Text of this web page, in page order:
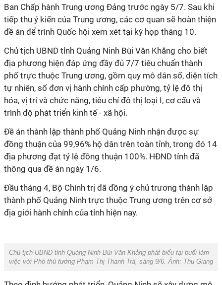
Ban Chấp hành Trung ương Đảng trước ngày 5/7. Sau khi
tiếp thu ý kiến của Trung ương, các cơ quan sẽ hoàn thiện
đề án để trình Quốc hội xem xét tại kỳ họp tháng 10.
Chủ tịch UBND tỉnh Quảng Ninh Bùi Văn Khắng cho biết
địa phương hiện đáp ứng đầy đủ 7/7 tiêu chuẩn thành
phố trực thuộc Trung ương, gồm quy mô dân số, diện tích
tự nhiên, số đơn vị hành chính cấp phường, tỷ lệ đô thị
hóa, vị trí và chức năng, tiêu chí đô thị loại I, cơ cấu và
trình độ phát triển kinh tế - xã hội.
Đề án thành lập thành phố Quảng Ninh nhận được sự
đồng thuận của 99,96% hộ dân trên toàn tỉnh, trong đó 14
địa phương đạt tỷ lệ đồng thuận 100%. HĐND tỉnh đã
thông qua đề án ngày 1/6.
Đầu tháng 4, Bộ Chính trị đã đồng ý chủ trương thành lập
thành phố Quảng Ninh trực thuộc Trung ương trên cơ sở
địa giới hành chính của tỉnh hiện nay.
Chủ tịch UBND tỉnh Quảng Ninh Bùi Văn Khắng phát biểu tại buổi làm
việc với Phó thủ tướng Phạm Thị Thanh Trà, sáng 9/6. Ảnh: Thu Giang